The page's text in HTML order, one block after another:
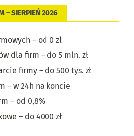
– SIERPIEŃ 2026
– od 0 zł
dla firm – do 5 mln. zł
firmy – do 500 tys. zł
– w 24h na koncie
– od 0,8%
– do 4000 zł